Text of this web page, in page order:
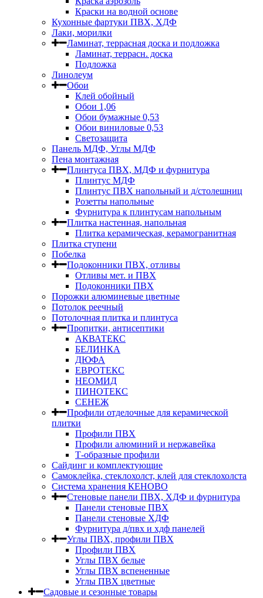
Краски на водной основе
Кухонные фартуки ПВХ, ХДФ
Лаки, морилки
Ламинат, террасная доска и подложка
Ламинат, террасн. доска
Подложка
Линолеум
Обои
Клей обойный
Обои 1,06
Обои бумажные 0,53
Обои виниловые 0,53
Светозащита
Панель МДФ, Углы МДФ
Пена монтажная
Плинтуса ПВХ, МДФ и фурнитура
Плинтус МДФ
Плинтус ПВХ напольный и д/столешниц
Розетты напольные
Фурнитура к плинтусам напольным
Плитка настенная, напольная
Плитка керамическая, керамогранитная
Плитка ступени
Побелка
Подоконники ПВХ, отливы
Отливы мет. и ПВХ
Подоконники ПВХ
Порожки алюминевые цветные
Потолок реечный
Потолочная плитка и плинтуса
Пропитки, антисептики
АКВАТЕКС
БЕЛИНКА
ДЮФА
ЕВРОТЕКС
НЕОМИД
ПИНОТЕКС
СЕНЕЖ
Профили отделочные для керамической
плитки
Профили ПВХ
Профили алюминий и нержавейка
Т-образные профили
Сайдинг и комплектующие
Самоклейка, стеклохолст, клей для стеклохолста
Система хранения КЕНОВО
Стеновые панели ПВХ, ХДФ и фурнитура
Панели стеновые ПВХ
Панели стеновые ХДФ
Фурнитура д/пвх и хдф панелей
Углы ПВХ, профили ПВХ
Профили ПВХ
Углы ПВХ белые
Углы ПВХ вспененные
Углы ПВХ цветные
Садовые и сезонные товары